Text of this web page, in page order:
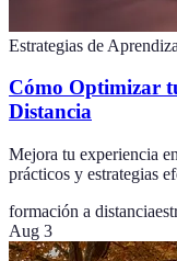
Estrategias de
Cómo Optimizar
Distancia
Mejora tu experiencia
prácticos y estrategias
formación a distancia
Aug 3